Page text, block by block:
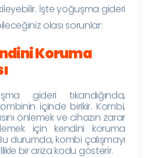
İşte yoğuşma gideri
olası sorunlar:
Koruma
gideri tıkandığında,
içinde birikir. Kombi,
önlemek ve cihazın zarar
için kendini koruma
durumda, kombi çalışmayı
bir arıza kodu gösterir.